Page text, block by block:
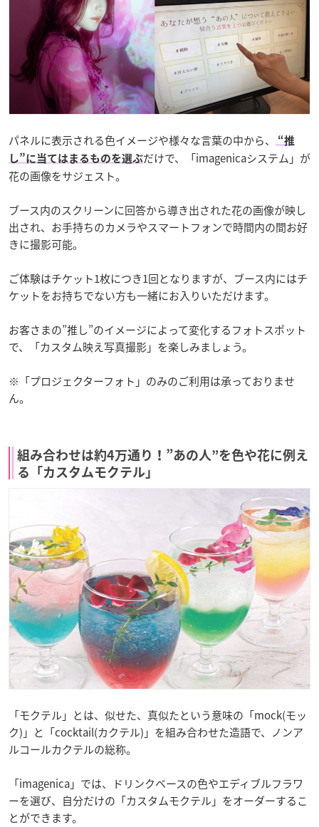
パネルに表示される色イメージや様々な言葉の中から、
“推
し”に当てはまるものを選ぶだけで、「imagenicaシステム」が
花の画像をサジェスト。
ブース内のスクリーンに回答から導き出された花の画像が映し
出され、お手持ちのカメラやスマートフォンで時間内の間お好
きに撮影可能。
ご体験はチケット1枚につき1回となりますが、ブース内にはチ
ケットをお持ちでない方も一緒にお入りいただけます。
お客さまの”推し”のイメージによって変化するフォトスポット
で、「カスタム映え写真撮影」を楽しみましょう。
※「プロジェクターフォト」のみのご利用は承っておりませ
ん。
組み合わせは約4万通り！”あの人”を色や花に例え
る「カスタムモクテル」
「モクテル」とは、似せた、真似たという意味の「mock(モッ
ク)」と​「cocktail(カクテル)」を組み合わせた造語で、​ノンア
ルコールカクテルの総称。
「imagenica」では、ドリンクベースの色やエディブルフラワ
ーを選び、自分だけの「カスタムモクテル」をオーダーするこ
とができます。